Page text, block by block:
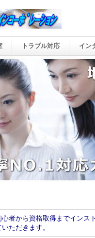
心者から資格取得までインス
ただきます。
トラブル対応 イン